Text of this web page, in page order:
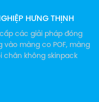
HƯNG THỊNH
các giải pháp đóng
màng co POF, màng
chân không skinpack